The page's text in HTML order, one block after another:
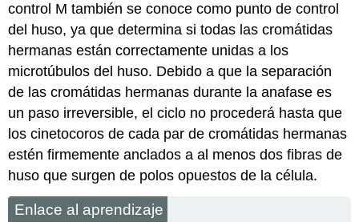
control M también se conoce como punto de control
del huso, ya que determina si todas las cromátidas
hermanas están correctamente unidas a los
microtúbulos del huso. Debido a que la separación
de las cromátidas hermanas durante la anafase es
un paso irreversible, el ciclo no procederá hasta que
los cinetocoros de cada par de cromátidas hermanas
estén firmemente anclados a al menos dos fibras de
huso que surgen de polos opuestos de la célula.
Enlace al aprendizaje